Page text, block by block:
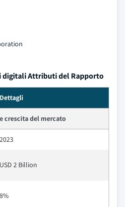
digitali Attributi del Rapporto
Dettagli
crescita del mercato
2023
USD 2 Billion
8%